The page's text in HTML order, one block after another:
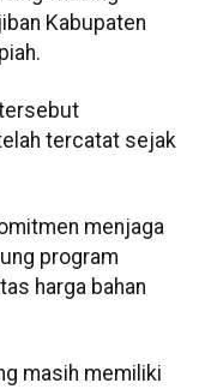
Kabupaten
tercatat sejak
menjaga
program
harga bahan
masih memiliki